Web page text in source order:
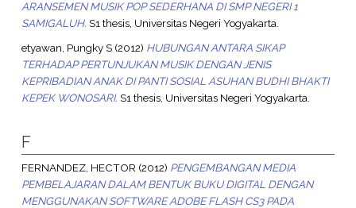
ARANSEMEN MUSIK POP SEDERHANA DI SMP NEGERI 1
SAMIGALUH. S1 thesis, Universitas Negeri Yogyakarta.
etyawan, Pungky S(2012) HUBUNGAN ANTARA SIKAP
TERHADAP PERTUNJUKAN MUSIK DENGAN JENIS
KEPRIBADIAN ANAK DI PANTI SOSIAL ASUHAN BUDHI BHAKTI
KEPEK WONOSARI. S1 thesis, Universitas Negeri Yogyakarta.
F
FERNANDEZ, HECTOR (2012) PENGEMBANGAN MEDIA
PEMBELAJARAN DALAM BENTUK BUKU DIGITAL DENGAN
MENGGUNAKAN SOFTWARE ADOBE FLASH CS3 PADA